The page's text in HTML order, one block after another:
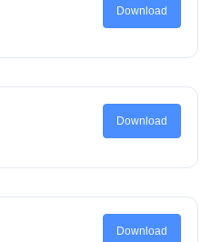
Download
Download
Download